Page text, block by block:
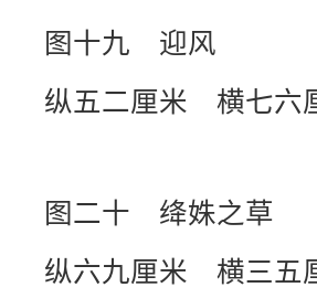
图十九 迎风
纵五二厘米 横七
图二十 绛姝之草
纵六九厘米 横三